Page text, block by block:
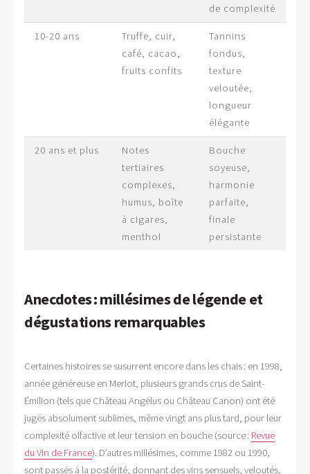
de complexité
10-20 ans
Truffe, cuir,
café, cacao,
fruits confits
Tannins
fondus,
texture
veloutée,
longueur
élégante
20 ans et plus
Notes
tertiaires
complexes,
humus, boîte
à cigares,
menthol
Bouche
soyeuse,
harmonie
parfaite,
finale
persistante
Anecdotes : millésimes de légende et
dégustations remarquables
Certaines histoires se susurrent encore dans les chais : en 1998,
année généreuse en Merlot, plusieurs grands crus de Saint-
Émilion (tels que Château Angélus ou Château Canon) ont été
jugés absolument sublimes, même vingt ans plus tard, pour leur
complexité olfactive et leur tension en bouche (source : Revue
du Vin de France). D’autres millésimes, comme 1982 ou 1990,
sont passés à la postérité, donnant des vins sensuels, veloutés,